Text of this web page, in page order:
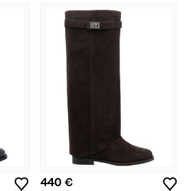
440 €